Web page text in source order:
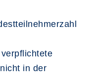
in der